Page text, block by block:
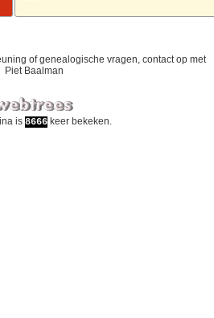
of genealogische vragen, contact op met
Piet Baalman
is 8666keer bekeken.